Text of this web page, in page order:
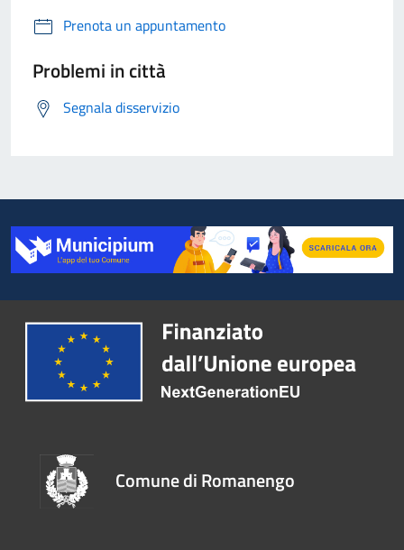
Prenota un appuntamento
Problemi in città
Segnala disservizio
Comune di Romanengo